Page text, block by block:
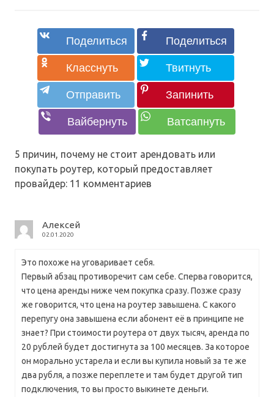
5 причин, почему не стоит арендовать или
покупать роутер, который предоставляет
провайдер: 11 комментариев
Алексей
02.01.2020
Это похоже на уговаривает себя.
Первый абзац противоречит сам себе. Сперва говорится,
что цена аренды ниже чем покупка сразу. Позже сразу
же говорится, что цена на роутер завышена. С какого
перепугу она завышена если абонент её в принципе не
знает? При стоимости роутера от двух тысяч, аренда по
20 рублей будет достигнута за 100 месяцев. За которое
он морально устарела и если вы купила новый за те же
два рубля, а позже переплете и там будет другой тип
подключения, то вы просто выкинете деньги.